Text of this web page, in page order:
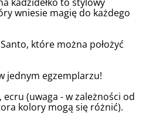
wniesie magię do każdego
które można położyć
jednym egzemplarzu!
(uwaga - w zależności od
kolory mogą się różnić).